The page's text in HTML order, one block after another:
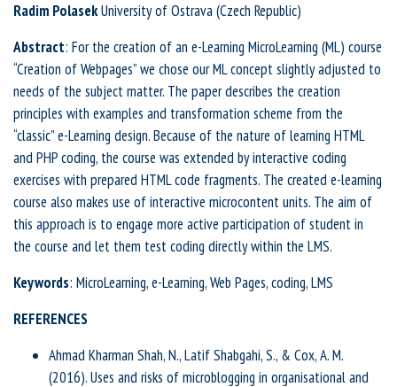
Radim PolasekUniversity of Ostrava (Czech Republic)
Abstract: For the creation of an e-Learning MicroLearning (ML) course
“Creation of Webpages” we chose our ML concept slightly adjusted to
needs of the subject matter. The paper describes the creation
principles with examples and transformation scheme from the
“classic” e-Learning design. Because of the nature of learning HTML
and PHP coding, the course was extended by interactive coding
exercises with prepared HTML code fragments. The created e-learning
course also makes use of interactive microcontent units. The aim of
this approach is to engage more active participation of student in
the course and let them test coding directly within the LMS.
Keywords: MicroLearning, e-Learning, Web Pages, coding, LMS
REFERENCES
Ahmad Kharman Shah, N., Latif Shabgahi, S., & Cox, A. M.
(2016). Uses and risks of microblogging in organisational and